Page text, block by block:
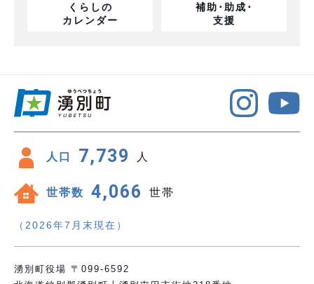
くらしの
カレンダー
補助･助成･
支援
人口 7,739 人
世帯数 4,066 世帯
（2026年7月末現在）
湧別町役場 〒099-6592